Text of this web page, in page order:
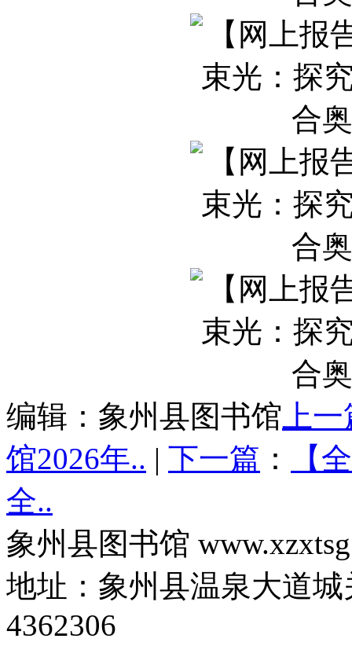
编辑：象州县图书馆 上
馆2026年.. | 下一篇 ：
【
全..
象州县图书馆
地址：象州县温泉大道
4362306